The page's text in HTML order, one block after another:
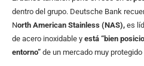
dentro del grupo. Deutsche Bank
North American Stainless (NAS), es
de acero inoxidable y está “bien
entorno” de un mercado muy